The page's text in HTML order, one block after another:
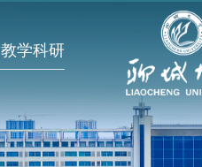
教学科研